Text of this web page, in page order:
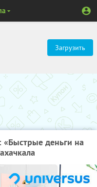
Загрузить
«Быстрые деньги на